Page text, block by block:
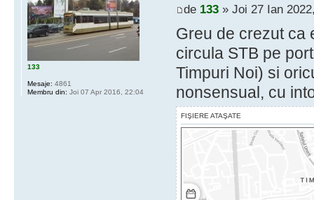
de 133» Joi 27 Ian
Greu de crezut ca
circula STB pe
Timpuri Noi) si
nonsensual, cu
FIŞIERE ATAŞATE
133
Mesaje: 4861
Membru din: Joi 07 Apr 2016, 22:04